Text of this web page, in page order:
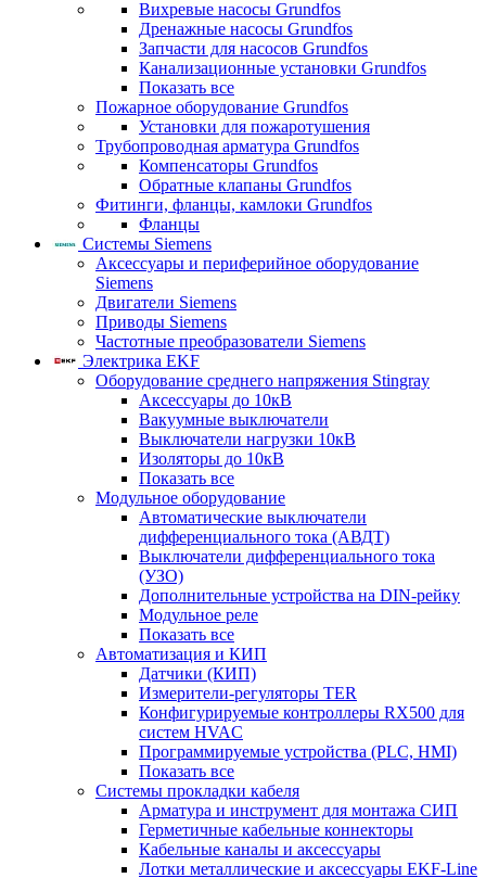
Вихревые насосы Grundfos
Дренажные насосы Grundfos
Запчасти для насосов Grundfos
Канализационные установки Grundfos
Показать все
Пожарное оборудование Grundfos
Установки для пожаротушения
Трубопроводная арматура Grundfos
Компенсаторы Grundfos
Обратные клапаны Grundfos
Фитинги, фланцы, камлоки Grundfos
Фланцы
Системы Siemens
Аксессуары и периферийное оборудование
Siemens
Двигатели Siemens
Приводы Siemens
Частотные преобразователи Siemens
Электрика EKF
Оборудование среднего напряжения Stingray
Аксессуары до 10кВ
Вакуумные выключатели
Выключатели нагрузки 10кВ
Изоляторы до 10кВ
Показать все
Модульное оборудование
Автоматические выключатели
дифференциального тока (АВДТ)
Выключатели дифференциального тока
(УЗО)
Дополнительные устройства на DIN-рейку
Модульное реле
Показать все
Автоматизация и КИП
Датчики (КИП)
Измерители-регуляторы TER
Конфигурируемые контроллеры RX500 для
систем HVAC
Программируемые устройства (PLC, HMI)
Показать все
Системы прокладки кабеля
Арматура и инструмент для монтажа СИП
Герметичные кабельные коннекторы
Кабельные каналы и аксессуары
Лотки металлические и аксессуары EKF-Line